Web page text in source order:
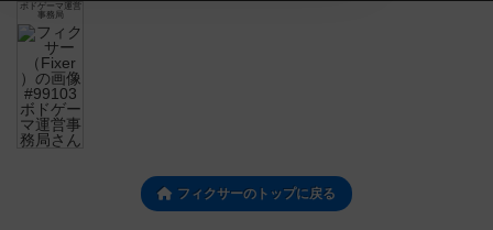
ボドゲーマ運営
事務局
フィクサーのトップに戻る